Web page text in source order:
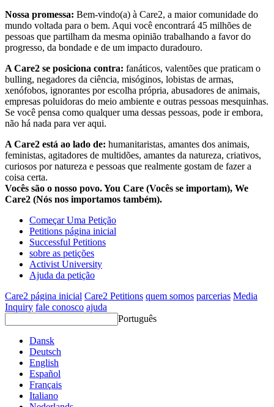
Nossa promessa: Bem-vindo(a) à Care2, a maior comunidade do
mundo voltada para o bem. Aqui você encontrará 45 milhões de
pessoas que partilham da mesma opinião trabalhando a favor do
progresso, da bondade e de um impacto duradouro.
A Care2 se posiciona contra: fanáticos, valentões que praticam o
bulling, negadores da ciência, misóginos, lobistas de armas,
xenófobos, ignorantes por escolha própria, abusadores de animais,
empresas poluidoras do meio ambiente e outras pessoas mesquinhas.
Se você pensa como qualquer uma dessas pessoas, pode ir embora,
não há nada para ver aqui.
A Care2 está ao lado de: humanitaristas, amantes dos animais,
feministas, agitadores de multidões, amantes da natureza, criativos,
curiosos por natureza e pessoas que realmente gostam de fazer a
coisa certa.
Vocês são o nosso povo. You Care (Vocês se importam), We
Care2 (Nós nos importamos também).
Começar Uma Petição
Petitions página inicial
Successful Petitions
sobre as petições
Activist University
Ajuda da petição
Care2 página inicial Care2 Petitions quem somos parcerias Media
Inquiry fale conosco ajuda
Português
Dansk
Deutsch
English
Español
Français
Italiano